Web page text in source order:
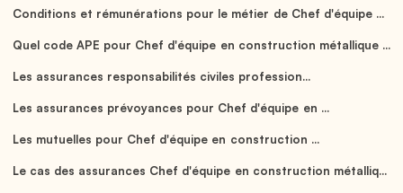
Conditions et rémunérations pour le métier de Chef d'équipe ...
Quel code APE pour Chef d'équipe en construction métallique ...
Les assurances responsabilités civiles profession...
Les assurances prévoyances pour Chef d'équipe en ...
Les mutuelles pour Chef d'équipe en construction ...
Le cas des assurances Chef d'équipe en construction métalliq...